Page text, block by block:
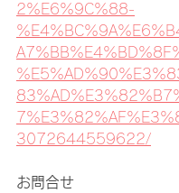
2%E6%9C%88-
3072644559622/
お問合せ